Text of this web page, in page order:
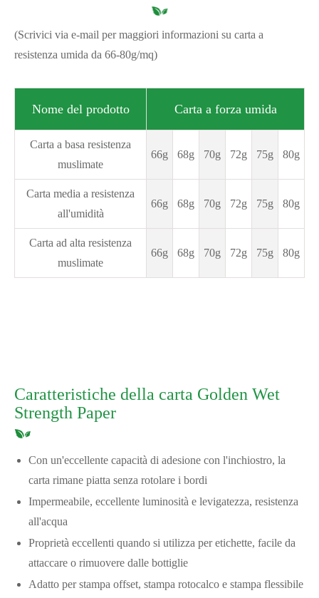
(Scrivici via e-mail per maggiori informazioni su carta a
resistenza umida da 66-80g/mq)
Nome del prodotto Carta a forza umida
Carta a basa resistenza
muslimate
66g 68g 70g 72g 75g 80g
Carta media a resistenza
all'umidità
66g 68g 70g 72g 75g 80g
Carta ad alta resistenza
muslimate
66g 68g 70g 72g 75g 80g
Caratteristiche della carta Golden Wet
Strength Paper
Con un'eccellente capacità di adesione con l'inchiostro, la
carta rimane piatta senza rotolare i bordi
Impermeabile, eccellente luminosità e levigatezza, resistenza
all'acqua
Proprietà eccellenti quando si utilizza per etichette, facile da
attaccare o rimuovere dalle bottiglie
Adatto per stampa offset, stampa rotocalco e stampa flessibile